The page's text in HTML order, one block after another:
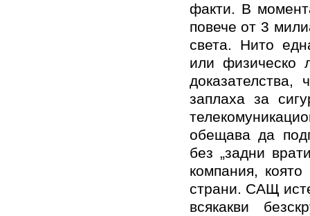
факти. В
повече от 3
света. Нито
или физическо
доказателства,
заплаха за
обещава да
без „задни
компания,
страни. САЩ
всякакви